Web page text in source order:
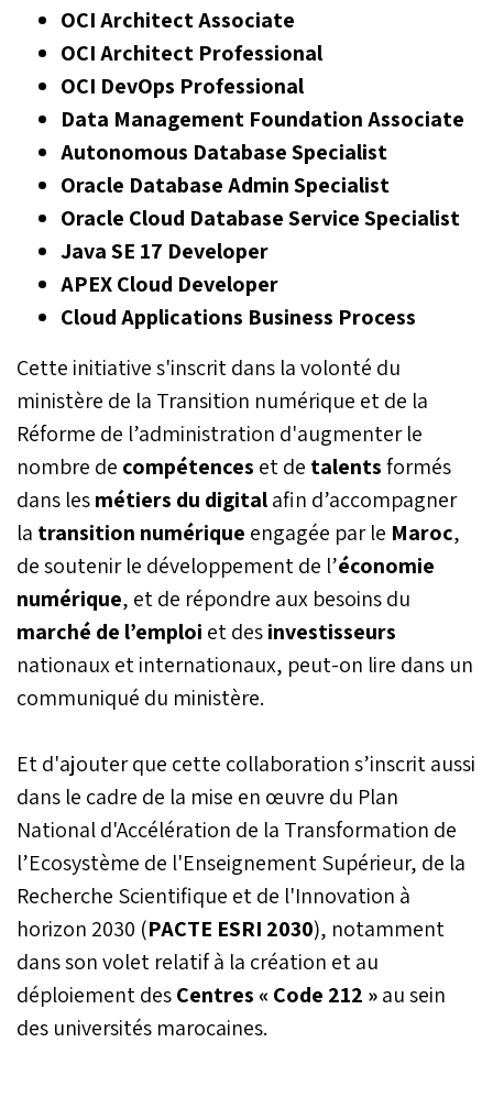
OCI Architect Associate
OCI Architect Professional
OCI DevOps Professional
Data Management Foundation Associate
Autonomous Database Specialist
Oracle Database Admin Specialist
Oracle Cloud Database Service Specialist
Java SE 17 Developer
APEX Cloud Developer
Cloud Applications Business Process
Cette initiative s'inscrit dans la volonté du
ministère de la Transition numérique et de la
Réforme de l’administration d'augmenter le
nombre de compétences et de talentsformés
dans lesmétiers du digitalafin d’accompagner
la transition numérique engagée par le Maroc,
de soutenir le développement de l’économie
numérique, et de répondre aux besoins du
marché de l’emploi et desinvestisseurs
nationaux et internationaux, peut-on lire dans un
communiqué du ministère.
Et d'ajouter que cette collaboration s’inscrit aussi
dans le cadre de la mise en œuvre du Plan
National d'Accélération de la Transformation de
l’Ecosystème de l'Enseignement Supérieur, de la
Recherche Scientifique et de l'Innovation à
horizon 2030 (PACTE ESRI 2030), notamment
dans son volet relatif à la création et au
déploiement desCentres « Code 212 »au sein
des universités marocaines.